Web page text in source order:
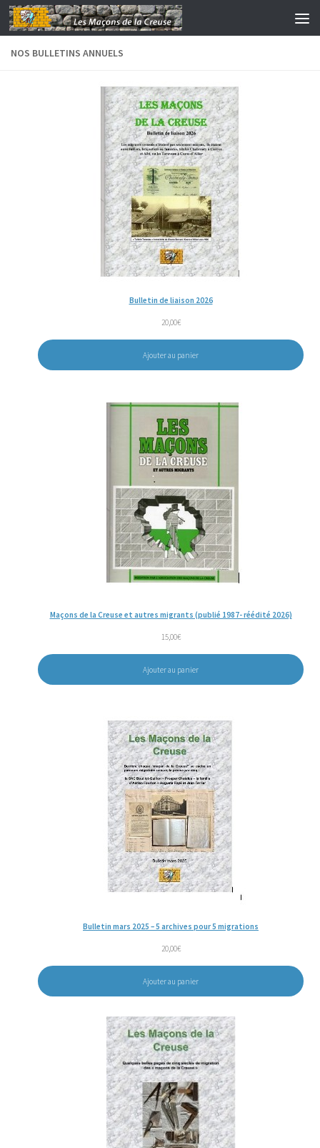
Skip to content
NOS BULLETINS ANNUELS
Bulletin de liaison 2026
20,00€
Ajouter au panier
Maçons de la Creuse et autres migrants (publié 1987- réédité 2026)
15,00€
Ajouter au panier
Bulletin mars 2025 – 5 archives pour 5 migrations
20,00€
Ajouter au panier